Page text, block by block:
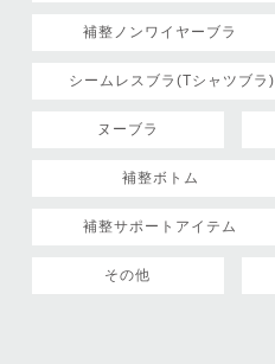
補整ノンワイヤーブラ
シームレスブラ(Tシャツブラ)
ヌーブラ
補整ボトム
補整サポートアイテム
その他